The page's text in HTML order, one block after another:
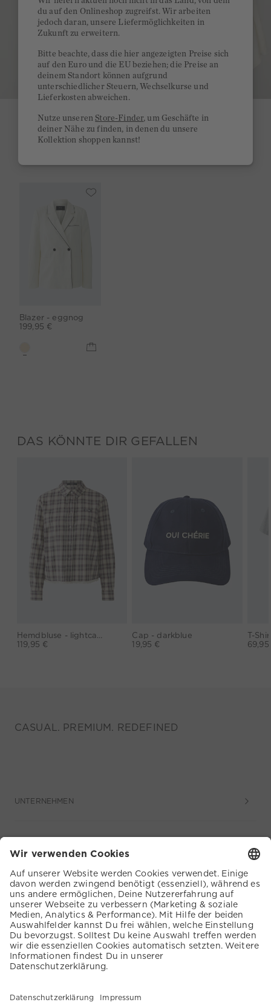
SHOP
Blazer - eggnog
199,95 €
DAS KÖNNTE DIR GEFALLEN
119,95 €
Cap - darkblue
19,95 €
T-
CASUAL. PREMIUM. REDEFINED
UNTERNEHMEN
SERVICE
KUNDENSERVICE
du auf den Onlineshop zugreifst. Wir arbeiten
jedoch daran, unsere Liefermöglichkeiten in
Zukunft zu erweitern.
Bitte beachte, dass die hier angezeigten Preise sich
auf den Euro und die EU beziehen; die Preise an
deinem Standort können aufgrund
unterschiedlicher Steuern, Wechselkurse und
Lieferkosten abweichen.
Nutze unserenStore-Finder, um Geschäfte in
deiner Nähe zu finden, in denen du unsere
Kollektion shoppen kannst!